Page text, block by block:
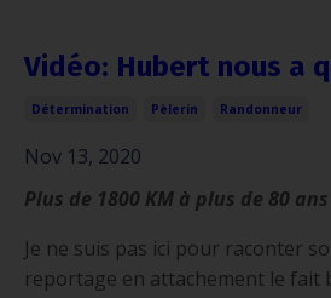
Vidéo: Hubert nous a
Détermination Pèlerin Randonneur
Nov 13, 2020
Plus de 1800 KM à plus de 80
Je ne suis pas ici pour raconter
reportage en attachement le fait